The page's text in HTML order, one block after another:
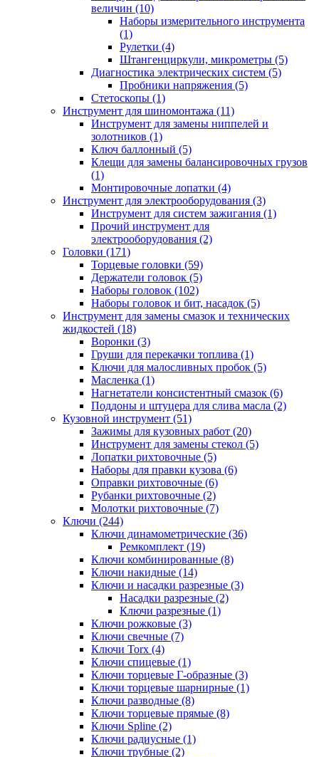
величин (10)
Наборы измерительного инструмента
(1)
Рулетки (4)
Штангенциркули, микрометры (5)
Диагностика электрических систем (5)
Пробники напряжения (5)
Стетоскопы (1)
Инструмент для шиномонтажа (11)
Инструмент для замены ниппелей и
золотников (1)
Ключ баллонный (5)
Клещи для замены балансировочных грузов
(1)
Монтировочные лопатки (4)
Инструмент для электрооборудования (3)
Инструмент для систем зажигания (1)
Прочий инструмент для
электрооборудования (2)
Головки (171)
Торцевые головки (59)
Держатели головок (5)
Наборы головок (102)
Наборы головок и бит, насадок (5)
Инструмент для замены смазок и технических
жидкостей (18)
Воронки (3)
Груши для перекачки топлива (1)
Ключи для малосливных пробок (5)
Масленка (1)
Нагнетатели консистентный смазок (6)
Поддоны и штуцера для слива масла (2)
Кузовной инструмент (51)
Зажимы для кузовных работ (20)
Инструмент для замены стекол (5)
Лопатки рихтовочные (5)
Наборы для правки кузова (6)
Оправки рихтовочные (6)
Рубанки рихтовочные (2)
Молотки рихтовочные (7)
Ключи (244)
Ключи динамометрические (36)
Ремкомплект (19)
Ключи комбинированные (8)
Ключи накидные (14)
Ключи и насадки разрезные (3)
Насадки разрезные (2)
Ключи разрезные (1)
Ключи рожковые (3)
Ключи свечные (7)
Ключи Torx (4)
Ключи спицевые (1)
Ключи торцевые Г-образные (3)
Ключи торцевые шарнирные (1)
Ключи разводные (8)
Ключи торцевые прямые (8)
Ключи Spline (2)
Ключи радиусные (1)
Ключи трубные (2)